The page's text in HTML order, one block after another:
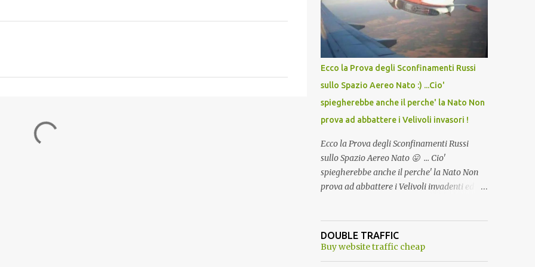
lo scopo della temperatura? Qualcuno a suo
tempo ribattezzo' il Vaccino come: l' Amaro
del Capo, era "spettacolare Ghiacciato, ma
andava bene anche, a Temperatura
Ambiente"! Riproponiamo l'articolo per NON
Ecco la Prova degli Sconfinamenti Russi
sullo Spazio Aereo Nato :) ...Cio'
spiegherebbe anche il perche' la Nato Non
prova ad abbattere i Velivoli invasori !
Ecco la Prova degli Sconfinamenti Russi
sullo Spazio Aereo Nato 😛 ... Cio'
spiegherebbe anche il perche' la Nato Non
prova ad abbattere i Velivoli invadenti ed
alcuna notizia di un'invasione dello spazio
aereo NATO da parte di un robot chiamato
DOUBLE TRAFFIC
Buy website traffic cheap